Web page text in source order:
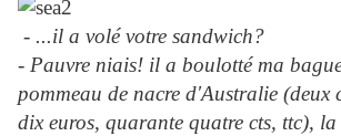
- ...il a volé votre sandwich?
- Pauvre niais! il a boulotté ma
pommeau de nacre d'Australie (deux
dix euros, quarante quatre cts, ttc),